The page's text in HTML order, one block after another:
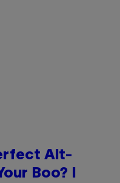
Alt-
Boo? I